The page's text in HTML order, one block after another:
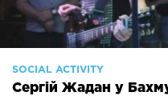
SOCIAL ACTIVITY
Сергій Жадан у